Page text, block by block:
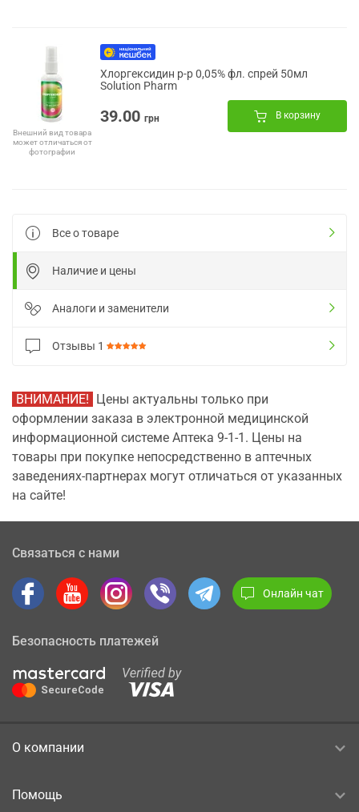
Внешний вид товара
может отличаться от
фотографии
Хлоргексидин р-р 0,05% фл. спрей 50мл
Solution Pharm
39.00 грн В корзину
Все о товаре
Наличие и цены
Аналоги и заменители
Отзывы 1
ВНИМАНИЕ! Цены актуальны только при
оформлении заказа в электронной медицинской
информационной системе Аптека 9-1-1. Цены на
товары при покупке непосредственно в аптечных
заведениях-партнерах могут отличаться от указанных
на сайте!
Связаться с нами
Онлайн чат
Безопасность платежей
О компании
Помощь